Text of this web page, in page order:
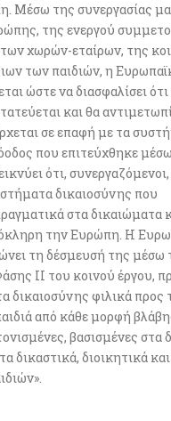
Μέσω της συνεργασίας
της ενεργού
χωρών-εταίρων, της
των παιδιών, η
ώστε να διασφαλίσει
και θα
σε επαφή με τα
που επιτεύχθηκε
ότι,
δικαιοσύνης που
στα δικαιώματα
την Ευρώπη. Η
τη δέσμευσή της μέσω
II του κοινού έργου,
δικαιοσύνης φιλικά προς
από κάθε μορφή
βασισμένες στα
δικαστικά, διοικητικά